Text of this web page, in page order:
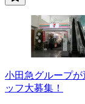
小田急グループ
ッフ大募集！